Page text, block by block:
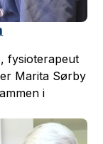
fysioterapeut
Marita Sørby
i